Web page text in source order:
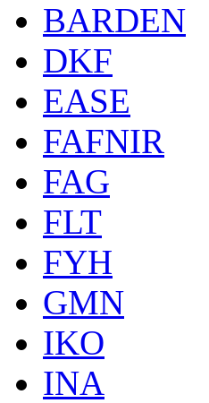
BARDEN
DKF
EASE
FAFNIR
FAG
FLT
FYH
GMN
IKO
INA